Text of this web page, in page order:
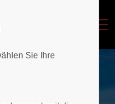
Sie Ihre